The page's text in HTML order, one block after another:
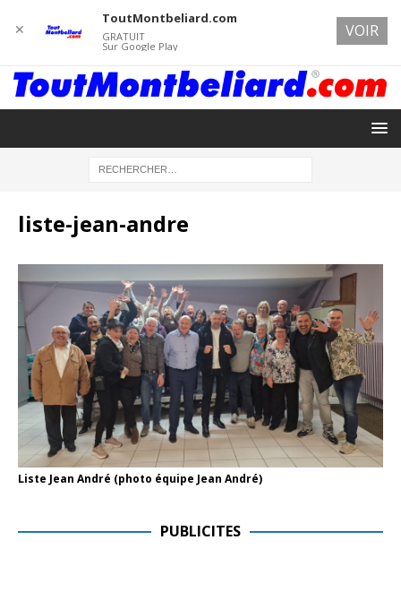
liste-jean-andre
Liste Jean André (photo équipe Jean André)
PUBLICITES
✕
ToutMontbeliard.com
GRATUIT
Sur Google Play
VOIR